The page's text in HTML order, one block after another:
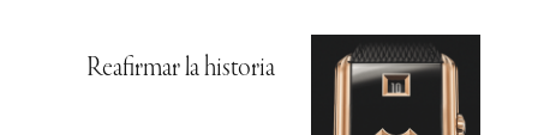
Reafirmar la historia